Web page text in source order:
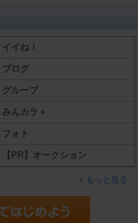
イイね！
ブログ
グループ
みんカラ＋
フォト
【PR】オークション
もっと見る